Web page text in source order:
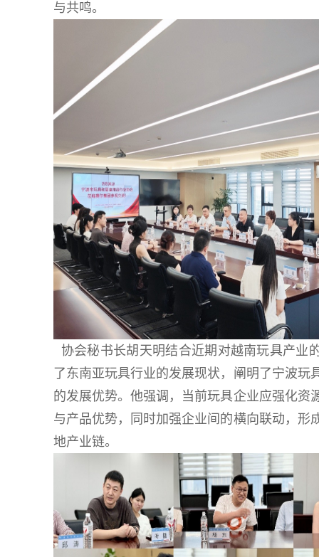
与共鸣。
协会秘书长胡天明结合近期对越南玩具产业
了东南亚玩具行业的发展现状，阐明了宁波玩
的发展优势。他强调，当前玩具企业应强化资
与产品优势，同时加强企业间的横向联动，形
地产业链。